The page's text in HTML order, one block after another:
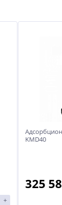
KMD40
325
+